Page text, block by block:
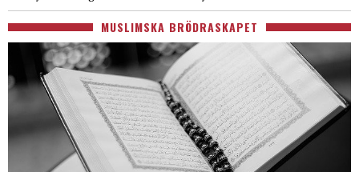
MUSLIMSKA BRÖDRASKAPET